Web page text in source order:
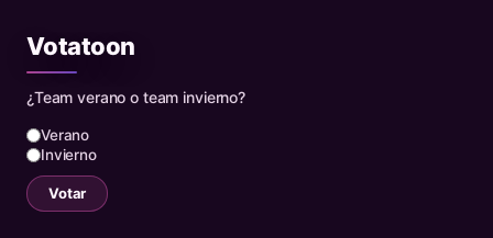
Votatoon
¿Team verano o team invierno?
Verano
Invierno
Votar